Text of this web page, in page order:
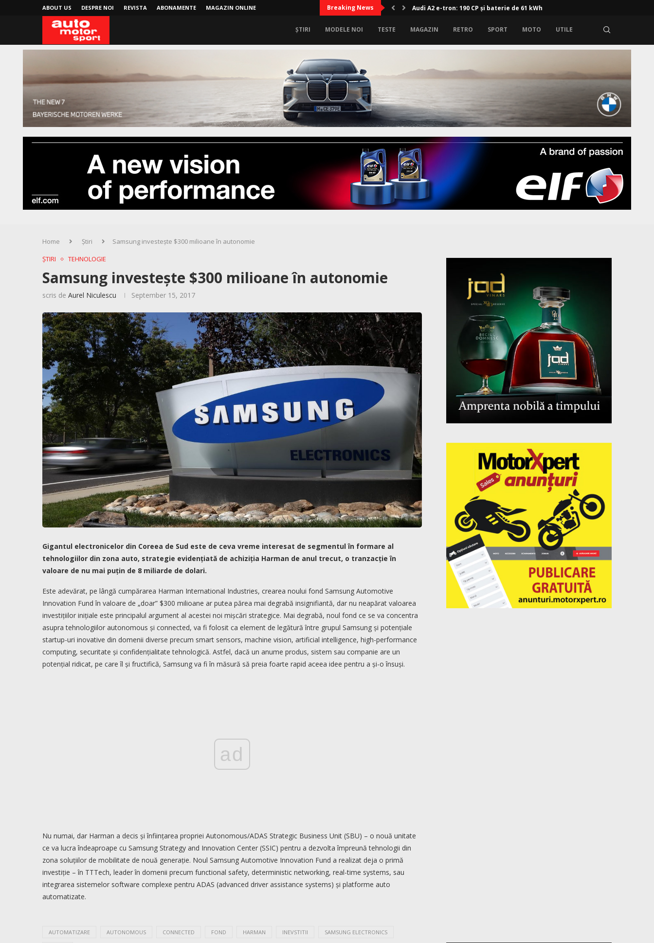
ABOUT US DESPRE NOI REVISTA ABONAMENTE MAGAZIN ONLINE Breaking News Audi A2 e-tron: 190 CP și baterie de 61 kWh
ȘTIRI MODELE NOI TESTE MAGAZIN RETRO SPORT MOTO UTILE
Home Știri
Samsung investește $300 milioane în autonomie
ȘTIRI
TEHNOLOGIE
Samsung investește $300 milioane în autonomie
scris de Aurel Niculescu September 15, 2017
Gigantul electronicelor din Coreea de Sud este de ceva vreme interesat de segmentul în formare al
tehnologiilor din zona auto, strategie evidențiată de achiziția Harman de anul trecut, o tranzacție în
valoare de nu mai puțin de 8 miliarde de dolari.
Este adevărat, pe lângă cumpărarea Harman International Industries, crearea noului fond Samsung Automotive
Innovation Fund în valoare de „doar” $300 milioane ar putea părea mai degrabă insignifiantă, dar nu neapărat valoarea
investițiilor inițiale este principalul argument al acestei noi mișcări strategice. Mai degrabă, noul fond ce se va concentra
asupra tehnologiilor autonomous și connected, va fi folosit ca element de legătură între grupul Samsung și potențiale
startup-uri inovative din domenii diverse precum smart sensors, machine vision, artificial intelligence, high-performance
computing, securitate și confidențialitate tehnologică. Astfel, dacă un anume produs, sistem sau companie are un
potențial ridicat, pe care îl și fructifică, Samsung va fi în măsură să preia foarte rapid aceea idee pentru a și-o însuși.
ad
Nu numai, dar Harman a decis și înființarea propriei Autonomous/ADAS Strategic Business Unit (SBU) – o nouă unitate
ce va lucra îndeaproape cu Samsung Strategy and Innovation Center (SSIC) pentru a dezvolta împreună tehnologii din
zona soluțiilor de mobilitate de nouă generație. Noul Samsung Automotive Innovation Fund a realizat deja o primă
investiție – în TTTech, leader în domenii precum functional safety, deterministic networking, real-time systems, sau
integrarea sistemelor software complexe pentru ADAS (advanced driver assistance systems) și platforme auto
automatizate.
AUTOMATIZARE AUTONOMOUS CONNECTED FOND HARMAN INEVSTITII SAMSUNG ELECTRONICS